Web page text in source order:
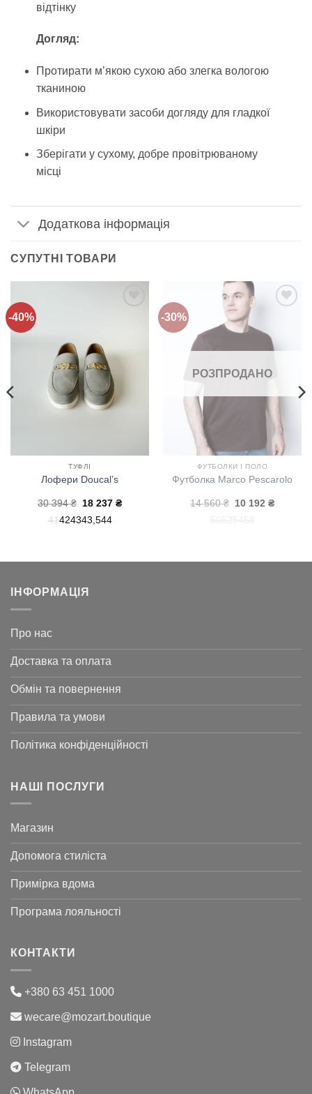
відтінку
Догляд:
Протирати м’якою сухою або злегка вологою
тканиною
Використовувати засоби догляду для гладкої
шкіри
Зберігати у сухому, добре провітрюваному
місці
Додаткова інформація
СУПУТНІ ТОВАРИ
-40%
ТУФЛІ
Лофери Doucal’s
30 394₴
Оригінальна
30
18 237₴Поточна
41424343,544
-30%
списку
бажань!
РОЗПРОДАНО
ФУТБОЛКИ І ПОЛО
Футболка Marco Pescarolo
14 560₴
Оригінальна
10 192₴Поточна
ІНФОРМАЦІЯ
Про нас
Доставка та оплата
Обмін та повернення
Правила та умови
Політика конфіденційності
НАШІ ПОСЛУГИ
Магазин
Допомога стиліста
Примірка вдома
Програма лояльності
КОНТАКТИ
+380 63 451 1000
wecare@mozart.boutique
Instagram
Telegram